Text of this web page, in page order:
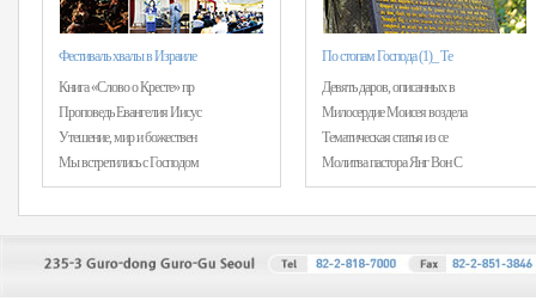
Фестиваль хвалы в Израиле
Книга «Слово о Кресте» пр
Проповедь Евангелия Иисус
Утешение, мир и божествен
Мы встретились с Господом
По стопам Господа (1)_ Те
Девять даров, описанных в
Милосердие Моисея воздела
Тематическая статья из се
Молитва пастора Янг Вон С